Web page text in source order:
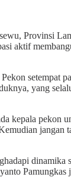
Provinsi
aktif
setempat
yang
kepala